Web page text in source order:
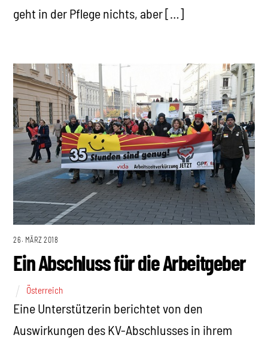
geht in der Pflege nichts, aber […]
26. MÄRZ 2018
Ein Abschluss für die Arbeitgeber
Österreich
Eine Unterstützerin berichtet von den
Auswirkungen des KV-Abschlusses in ihrem